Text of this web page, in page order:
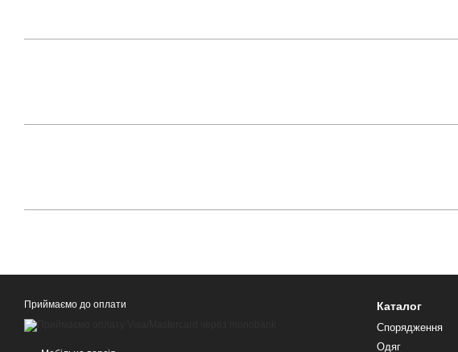
Приймаємо до оплати Каталог
Спорядження
Одяг